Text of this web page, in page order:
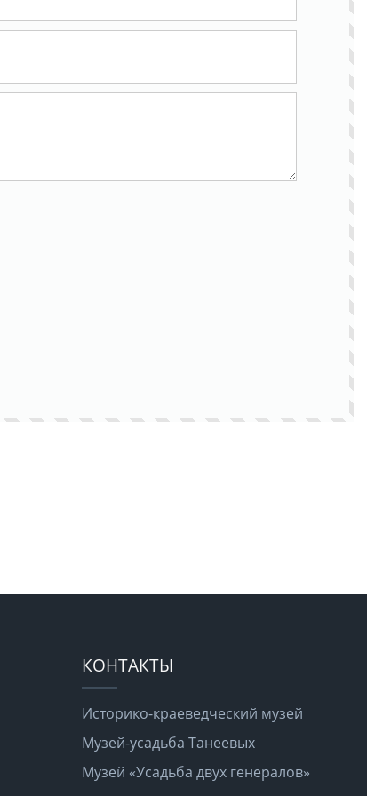
КОНТАКТЫ
Историко-краеведческий музей
Музей-усадьба Танеевых
Музей «Усадьба двух генералов»